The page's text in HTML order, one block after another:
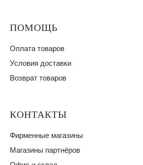
ПОМОЩЬ
Оплата товаров
Условия доставки
Возврат товаров
КОНТАКТЫ
Фирменные магазины
Магазины партнёров